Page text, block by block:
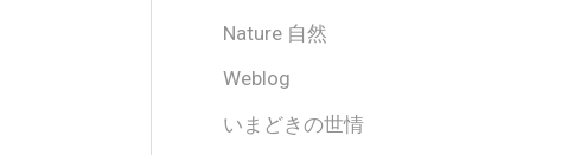
Nature 自然
Weblog
いまどきの世情